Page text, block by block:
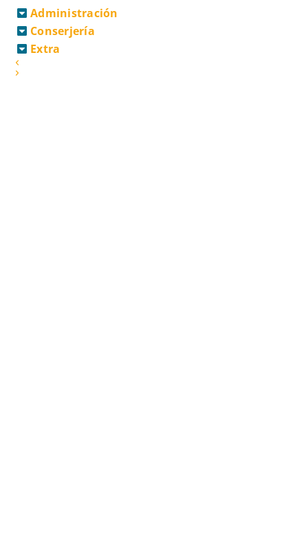
Administración
Conserjería
Extra